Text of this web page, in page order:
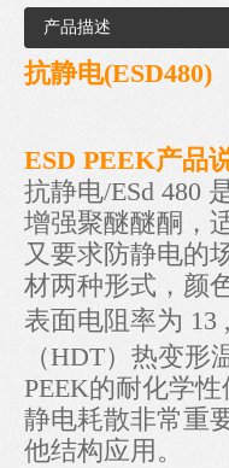
产品描述
抗静电(ESD480)
ESD PEEK产品
抗静电/ESd 480
增强聚醚醚酮，
又要求防静电的
材两种形式，颜
表面电阻率为 13
（HDT）热变形
PEEK的耐化学
静电耗散非常重
他结构应用。